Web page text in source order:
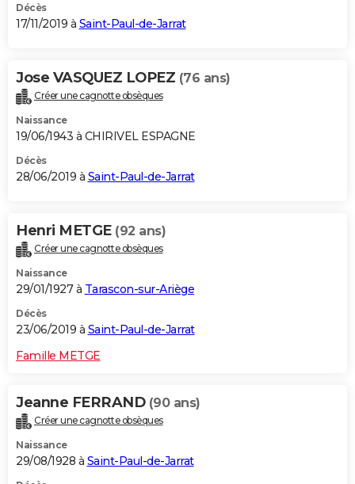
Décès
17/11/2019 à Saint-Paul-de-Jarrat
Jose VASQUEZ LOPEZ (76 ans)
Créer une cagnotte obsèques
Naissance
19/06/1943 à CHIRIVEL ESPAGNE
Décès
28/06/2019 à Saint-Paul-de-Jarrat
Henri METGE (92 ans)
Créer une cagnotte obsèques
Naissance
29/01/1927 à Tarascon-sur-Ariège
Décès
23/06/2019 à Saint-Paul-de-Jarrat
Famille METGE
Jeanne FERRAND (90 ans)
Créer une cagnotte obsèques
Naissance
29/08/1928 à Saint-Paul-de-Jarrat